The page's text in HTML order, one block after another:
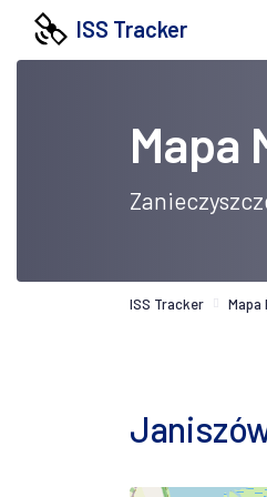
ISS Tracker
Mapa
ISS Tracker Mapa